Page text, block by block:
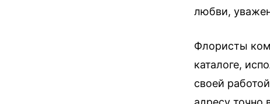
любви,
Флористы
каталоге,
своей